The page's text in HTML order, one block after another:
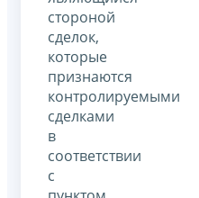
стороной
сделок,
которые
признаются
контролируемыми
сделками
в
соответствии
с